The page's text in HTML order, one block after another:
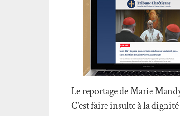
Le reportage de Marie
C’est faire insulte à la